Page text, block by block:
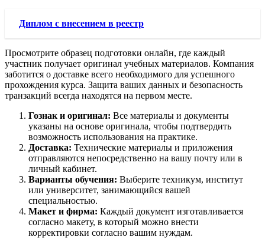
Диплом с внесением в реестр
Просмотрите образец подготовки онлайн, где каждый
участник получает оригинал учебных материалов. Компания
заботится о доставке всего необходимого для успешного
прохождения курса. Защита ваших данных и безопасность
транзакций всегда находятся на первом месте.
Гознак и оригинал: Все материалы и документы
указаны на основе оригинала, чтобы подтвердить
возможность использования на практике.
Доставка: Технические материалы и приложения
отправляются непосредственно на вашу почту или в
личный кабинет.
Варианты обучения: Выберите техникум, институт
или университет, занимающийся вашей
специальностью.
Макет и фирма: Каждый документ изготавливается
согласно макету, в который можно внести
корректировки согласно вашим нуждам.